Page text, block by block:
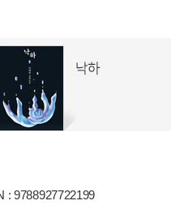
: 9788927722199